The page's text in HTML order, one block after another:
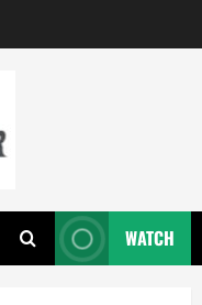
WATCH